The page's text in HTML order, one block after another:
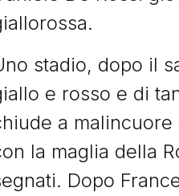
stadio, dopo il
e rosso e di
a
la maglia della
Dopo
menu
Oggi
TV